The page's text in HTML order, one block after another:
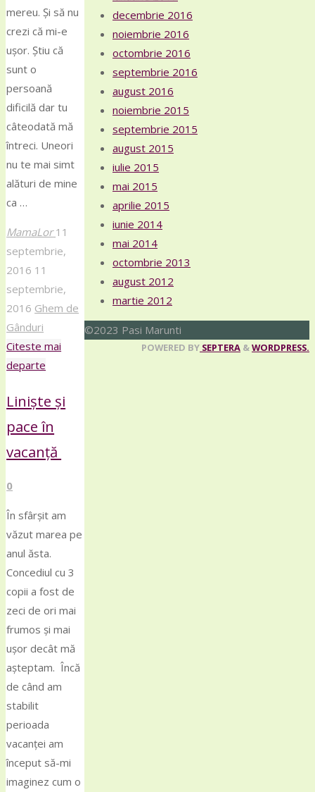
mereu. Și să nu
crezi că mi-e
ușor. Știu că
sunt o
persoană
dificilă dar tu
câteodată mă
întreci. Uneori
nu te mai simt
alături de mine
ca …
MamaLor 11
septembrie,
2016 11
septembrie,
2016 Ghem de
Gânduri
Citeste mai
departe
(mai
buna)"
Liniște și
pace în
vacanță
0
​În sfârșit am
văzut marea pe
anul ăsta.
Concediul cu 3
copii a fost de
zeci de ori mai
frumos și mai
ușor decât mă
așteptam. Încă
de când am
stabilit
perioada
vacanței am
început să-mi
imaginez cum o
decembrie 2016
noiembrie 2016
octombrie 2016
septembrie 2016
august 2016
noiembrie 2015
septembrie 2015
august 2015
iulie 2015
mai 2015
aprilie 2015
iunie 2014
mai 2014
octombrie 2013
august 2012
martie 2012
©2023 Pasi Marunti
POWERED BY SEPTERA &WORDPRESS.